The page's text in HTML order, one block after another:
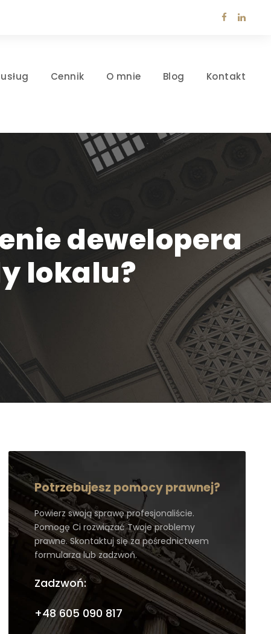
Cennik O mnie Blog Kontakt
dewelopera
lokalu?
Potrzebujesz pomocy prawnej?
Powierz swoją sprawę profesjonaliście.
Pomogę Ci rozwiązać Twoje problemy
prawne. Skontaktuj się za pośrednictwem
formularza lub zadzwoń.
Zadzwoń:
+48 605 090 817